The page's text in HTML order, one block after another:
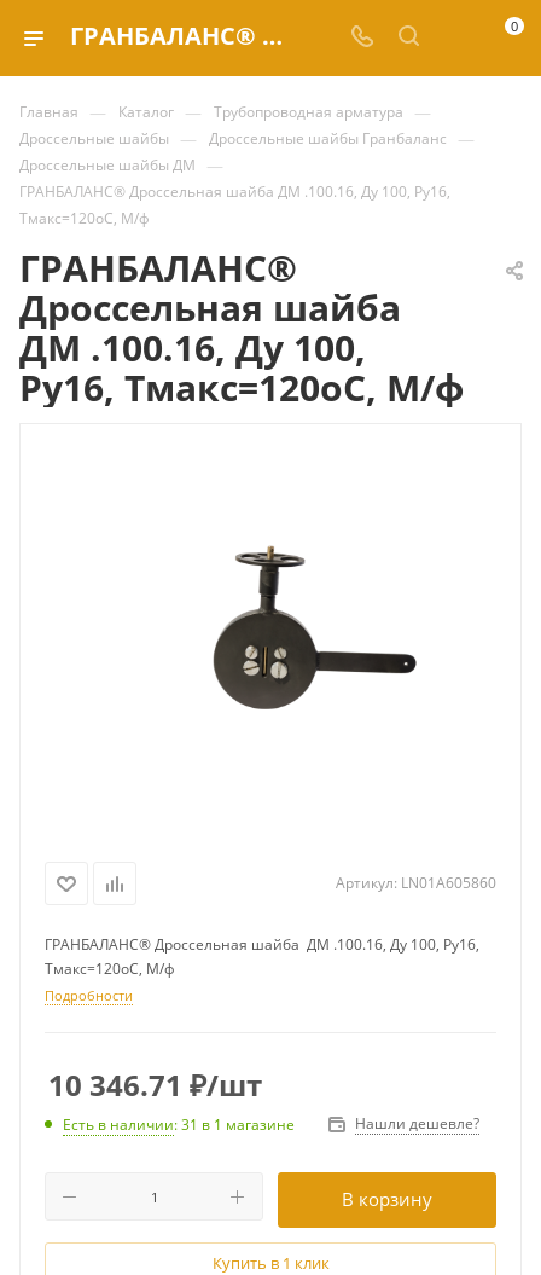
ГРАНБАЛАНС® Дроссельная шайба ДМ .100.16, Ду 100, Ру16, Тмакс=120оС, М/ф купить за 10 346.71 ₽ | Valve.ru 0
Главная — Каталог — Трубопроводная арматура —
Дроссельные шайбы — Дроссельные шайбы Гранбаланс —
Дроссельные шайбы ДМ —
ГРАНБАЛАНС® Дроссельная шайба ДМ .100.16, Ду 100, Ру16,
Тмакс=120оС, М/ф
ГРАНБАЛАНС®
Дроссельная шайба
ДМ .100.16, Ду 100,
Ру16, Тмакс=120оС, М/ф
Артикул: LN01A605860
ГРАНБАЛАНС® Дроссельная шайба ДМ .100.16, Ду 100, Ру16,
Тмакс=120оС, М/ф
Подробности
10 346.71 ₽/шт
Есть в наличии: 31 в 1 магазине Нашли дешевле?
В корзину
Купить в 1 клик